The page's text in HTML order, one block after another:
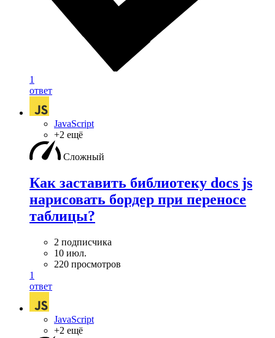
1
ответ
JavaScript
+2 ещё
Сложный
Как заставить библиотеку docs js
нарисовать бордер при переносе
таблицы?
2 подписчика
10 июл.
220 просмотров
1
ответ
JavaScript
+2 ещё